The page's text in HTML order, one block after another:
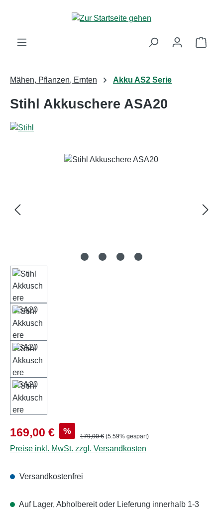
Zum Hauptinhalt springen
Mähen, Pflanzen, Ernten Akku AS2 Serie
Stihl Akkuschere ASA20
Verkaufspreis:
169,00 € % Regulärer Preis:
179,00 € (5.59% gespart)
Preise inkl. MwSt. zzgl. Versandkosten
Versandkostenfrei
Auf Lager, Abholbereit oder Lieferung innerhalb 1-3